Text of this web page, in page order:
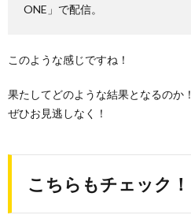
ONE」で配信。
このような感じですね！
果たしてどのような結果となるのか！
ぜひお見逃しなく！
こちらもチェック！